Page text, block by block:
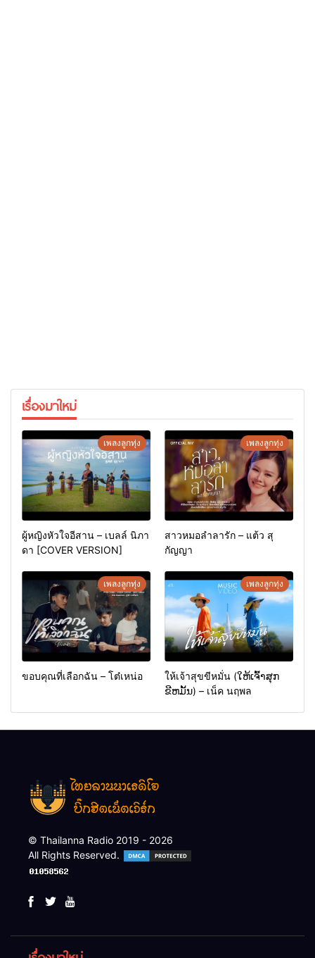
เรื่องมาใหม่
เพลงลูกทุ่ง
ผู้หญิงหัวใจอีสาน – เบลล์ นิภา
ดา [COVER VERSION]
เพลงลูกทุ่ง
สาวหมอลำลารัก – แต้ว สุ
กัญญา
เพลงลูกทุ่ง
ขอบคุณที่เลือกฉัน – โต๋เหน่อ
เพลงลูกทุ่ง
ให้เจ้าสุขขีหมั่น (ໃຫ້ເຈົ້າສຸກ
ຂີຫມັ້ນ) – เน็ค นฤพล
© Thailanna Radio 2019 - 2026
All Rights Reserved.